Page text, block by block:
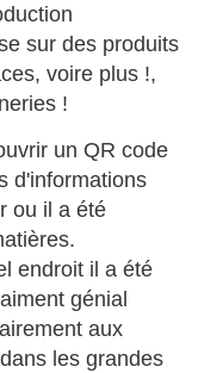
sur des produits
voire plus !,
!
un QR code
d'informations
ou il a été
endroit il a été
génial
aux
les grandes